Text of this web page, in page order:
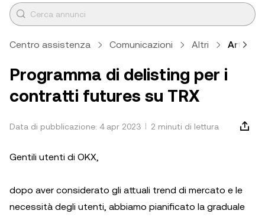
Centro assistenza Comunicazioni Altri Articolo
Programma di delisting per i
contratti futures su TRX
Data di pubblicazione: 4 apr 2023 2 minuti di lettura
Gentili utenti di OKX,
dopo aver considerato gli attuali trend di mercato e le
necessità degli utenti, abbiamo pianificato la graduale